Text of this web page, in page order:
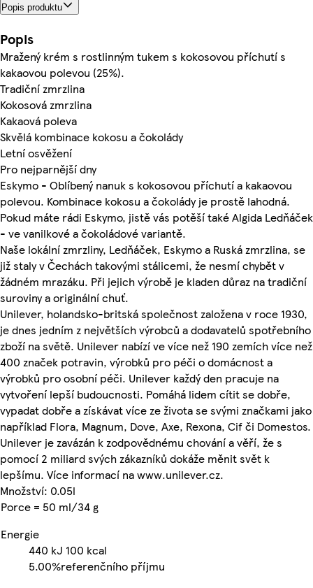
Popis produktu
Popis
Mražený krém s rostlinným tukem s kokosovou příchutí s
kakaovou polevou (25%).
Tradiční zmrzlina
Kokosová zmrzlina
Kakaová poleva
Skvělá kombinace kokosu a čokolády
Letní osvěžení
Pro nejparnější dny
Eskymo - Oblíbený nanuk s kokosovou příchutí a kakaovou
polevou. Kombinace kokosu a čokolády je prostě lahodná.
Pokud máte rádi Eskymo, jistě vás potěší také Algida Ledňáček
- ve vanilkové a čokoládové variantě.
Naše lokální zmrzliny, Ledňáček, Eskymo a Ruská zmrzlina, se
již staly v Čechách takovými stálicemi, že nesmí chybět v
žádném mrazáku. Při jejich výrobě je kladen důraz na tradiční
suroviny a originální chuť.
Unilever, holandsko-britská společnost založena v roce 1930,
je dnes jedním z největších výrobců a dodavatelů spotřebního
zboží na světě. Unilever nabízí ve více než 190 zemích více než
400 značek potravin, výrobků pro péči o domácnost a
výrobků pro osobní péči. Unilever každý den pracuje na
vytvoření lepší budoucnosti. Pomáhá lidem cítit se dobře,
vypadat dobře a získávat více ze života se svými značkami jako
například Flora, Magnum, Dove, Axe, Rexona, Cif či Domestos.
Unilever je zavázán k zodpovědnému chování a věří, že s
pomocí 2 miliard svých zákazníků dokáže měnit svět k
lepšímu. Více informací na www.unilever.cz.
Množství: 0.05l
Porce = 50 ml/34 g
Energie
440 kJ 100 kcal
5.00%referenčního příjmu